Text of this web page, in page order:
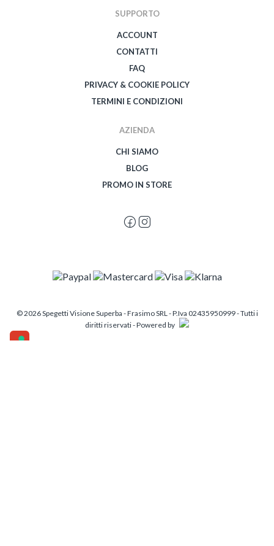
SUPPORTO
ACCOUNT
CONTATTI
FAQ
PRIVACY & COOKIE POLICY
TERMINI E CONDIZIONI
AZIENDA
CHI SIAMO
BLOG
PROMO IN STORE
© 2026 Spegetti Visione Superba - Frasimo SRL - P.Iva 02435950999 - Tutti i
diritti riservati - Powered by